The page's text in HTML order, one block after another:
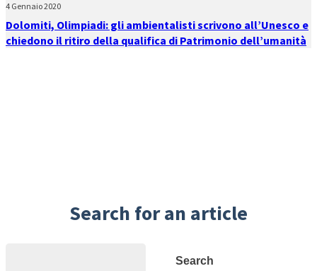
4 Gennaio 2020
Dolomiti, Olimpiadi: gli ambientalisti scrivono all’Unesco e
chiedono il ritiro della qualifica di Patrimonio dell’umanità
Search for an article
Search